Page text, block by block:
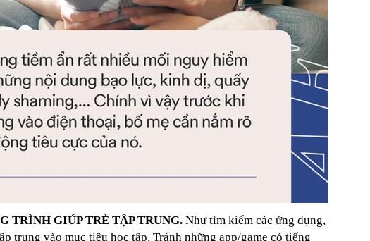
TRÌNH GIÚP TRẺ TẬP TRUNG. Như tìm kiếm các ứng dụng,
trung vào mục tiêu học tập. Tránh những app/game có tiếng